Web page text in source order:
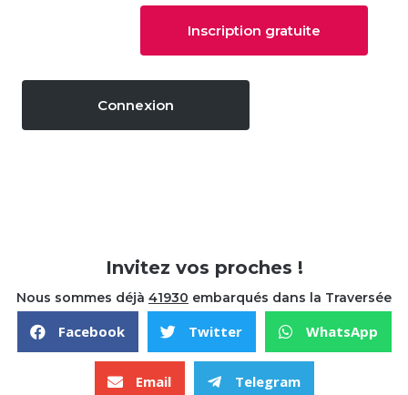
Inscription gratuite
Connexion
Invitez vos proches !
Nous sommes déjà 41930 embarqués dans la Traversée
Facebook Twitter WhatsApp
Email Telegram
Comment acquérir les vertus ?
Les vertus cardinales
Le schéma de l'être humain